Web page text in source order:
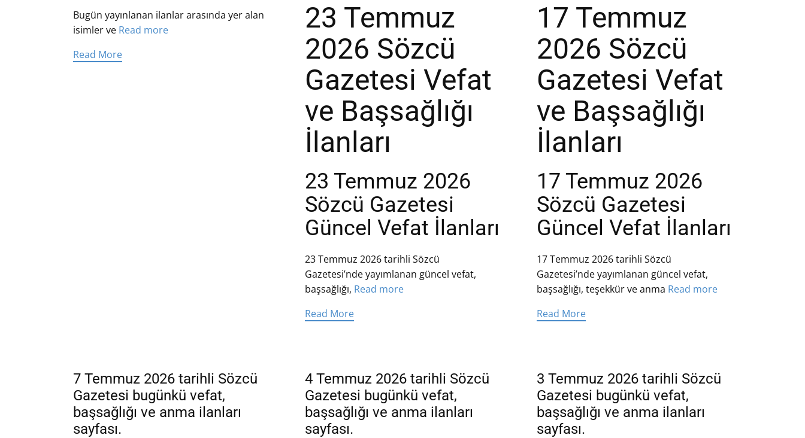
Bugün yayınlanan ilanlar arasında yer alan
isimler ve Read more
Read More
23 Temmuz
2026 Sözcü
Gazetesi Vefat
ve Başsağlığı
İlanları
23 Temmuz 2026
Sözcü Gazetesi
Güncel Vefat İlanları
23 Temmuz 2026 tarihli Sözcü
Gazetesi’nde yayımlanan güncel vefat,
başsağlığı, Read more
Read More
17 Temmuz
2026 Sözcü
Gazetesi Vefat
ve Başsağlığı
İlanları
17 Temmuz 2026
Sözcü Gazetesi
Güncel Vefat İlanları
17 Temmuz 2026 tarihli Sözcü
Gazetesi’nde yayımlanan güncel vefat,
başsağlığı, teşekkür ve anma Read more
Read More
7 Temmuz 2026 tarihli Sözcü
Gazetesi bugünkü vefat,
başsağlığı ve anma ilanları
sayfası.
4 Temmuz 2026 tarihli Sözcü
Gazetesi bugünkü vefat,
başsağlığı ve anma ilanları
sayfası.
3 Temmuz 2026 tarihli Sözcü
Gazetesi bugünkü vefat,
başsağlığı ve anma ilanları
sayfası.